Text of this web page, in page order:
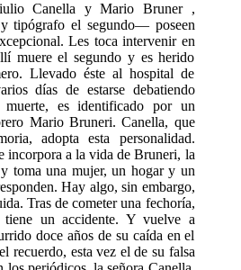
Canella y Mario Bruner ,
tipógrafo el segundo— poseen
Les toca intervenir en
muere el segundo y es herido
Llevado éste al hospital de
días de estarse debatiendo
es identificado por un
Mario Bruneri. Canella, que
adopta esta personalidad.
incorpora a la vida de Bruneri, la
y toma una mujer, un ho­gar y un
Hay algo, sin embargo,
Tras de cometer una fechoría,
un accidente. Y vuelve a
doce años de su caída en el
recuerdo, esta vez el de su falsa